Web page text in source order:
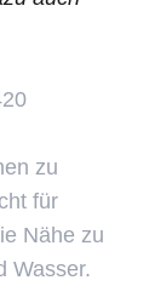
zu
für
Nähe zu
Wasser.